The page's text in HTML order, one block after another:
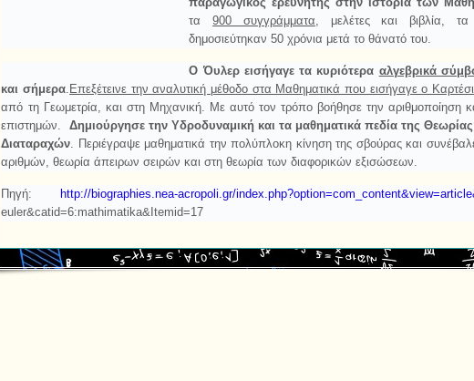
τα900 συγγράμματα, μελέτες και βιβλία,
δημοσιεύτηκαν 50 χρόνια μετά το θάνατό του.
Ο Όυλερ εισήγαγε τα κυριότερα αλγεβρικά
και σήμερα. Επεξέτεινε την αναλυτική μέθοδο στα Μαθηματικά που εισήγαγε ο
από τη Γεωμετρία, και στη Μηχανική. Με αυτό τον τρόπο βοήθησε την αριθμοποίηση
επιστημών. Δημιούργησε την Υδροδυναμική και τα μαθηματικά πεδία της
Διαταραχών. Περιέγραψε μαθηματικά την πολύπλοκη κίνηση της σβούρας και
αριθμών, θεωρία άπειρων σειρών και στη θεωρία των διαφορικών εξισώσεων.
Πηγή: http://biographies.nea-acropoli.gr/
euler&catid=6:mathimatika&Itemid=17